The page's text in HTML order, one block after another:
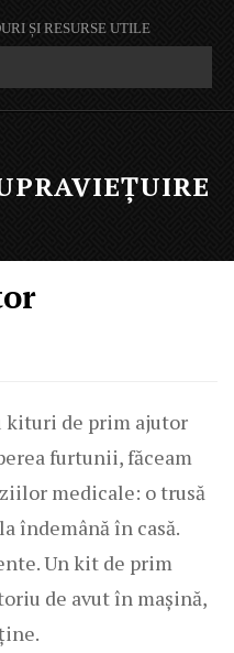
ȘI RESURSE UTILE
kituri de prim ajutor
furtunii, făceam
medicale: o trusă
îndemână în casă.
Un kit de prim
de avut în mașină,